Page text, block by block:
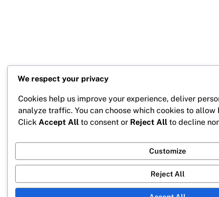
We respect your privacy
Cookies help us improve your experience, deliver
analyze traffic. You can choose which cookies to
Click Accept All to consent or Reject All to decline
Customize
Reject All